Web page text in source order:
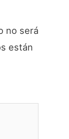
no será
están